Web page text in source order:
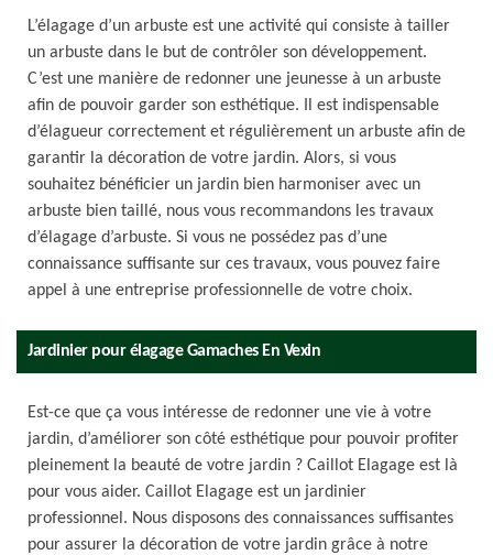
L’élagage d’un arbuste est une activité qui consiste à tailler
un arbuste dans le but de contrôler son développement.
C’est une manière de redonner une jeunesse à un arbuste
afin de pouvoir garder son esthétique. Il est indispensable
d’élagueur correctement et régulièrement un arbuste afin de
garantir la décoration de votre jardin. Alors, si vous
souhaitez bénéficier un jardin bien harmoniser avec un
arbuste bien taillé, nous vous recommandons les travaux
d’élagage d’arbuste. Si vous ne possédez pas d’une
connaissance suffisante sur ces travaux, vous pouvez faire
appel à une entreprise professionnelle de votre choix.
Jardinier pour élagage Gamaches En Vexin
Est-ce que ça vous intéresse de redonner une vie à votre
jardin, d’améliorer son côté esthétique pour pouvoir profiter
pleinement la beauté de votre jardin ? Caillot Elagage est là
pour vous aider. Caillot Elagage est un jardinier
professionnel. Nous disposons des connaissances suffisantes
pour assurer la décoration de votre jardin grâce à notre